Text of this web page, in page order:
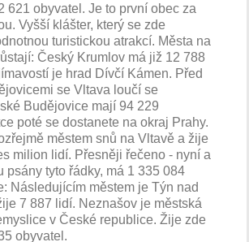
621 obyvatel. Je to první obec za
Vyšší klášter, který se zde
turistickou atrakcí. Města na
Český Krumlov má již 12 788
je hrad Dívčí Kámen. Před
se Vltava loučí se
Budějovice mají 94 229
poté se dostanete na okraj Prahy.
městem snů na Vltavě a žije
milion lidí. Přesněji řečeno - nyní a
psány tyto řádky, má 1 335 084
Následujícím městem je Týn nad
7 887 lidí. Neznašov je městská
v České republice. Žije zde
obyvatel.